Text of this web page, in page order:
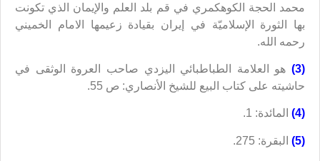
محمد الحجة الكوهكمري في قم بلد العلم والإيمان الذي تكونت
بها الثورة الإسلاميّة في إيران بقيادة زعيمها الامام الخميني
رحمه الله.
(3)
هو العلامة الطباطبائي اليزدي صاحب العروة الوثقى في
حاشيته على كتاب البيع للشيخ الأنصاري: ص 55.
(4) المائدة: 1.
(5) البقرة: 275.